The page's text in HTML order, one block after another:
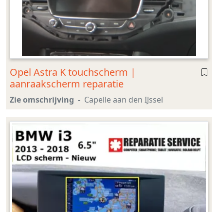
Opel Astra K touchscherm |
aanraakscherm reparatie
Zie omschrijving Capelle aan den IJssel